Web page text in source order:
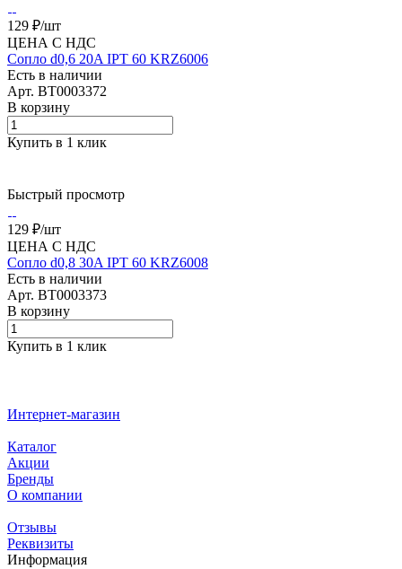
129 ₽/шт
ЦЕНА С НДС
Сопло d0,6 20A IPT 60 KRZ6006
Есть в наличии
Арт. BT0003372
В корзину
Купить в 1 клик
Быстрый просмотр
129 ₽/шт
ЦЕНА С НДС
Сопло d0,8 30A IPT 60 KRZ6008
Есть в наличии
Арт. BT0003373
В корзину
Купить в 1 клик
Интернет-магазин
Каталог
Акции
Бренды
О компании
Отзывы
Реквизиты
Информация